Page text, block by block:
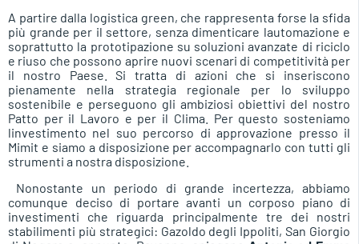
A partire dalla logistica green, che rappresenta forse la sfida
più grande per il settore, senza dimenticare lautomazione e
soprattutto la prototipazione su soluzioni avanzate di riciclo
e riuso che possono aprire nuovi scenari di competitività per
il nostro Paese. Si tratta di azioni che si inseriscono
pienamente nella strategia regionale per lo sviluppo
sostenibile e perseguono gli ambiziosi obiettivi del nostro
Patto per il Lavoro e per il Clima. Per questo sosteniamo
linvestimento nel suo percorso di approvazione presso il
Mimit e siamo a disposizione per accompagnarlo con tutti gli
strumenti a nostra disposizione.
Nonostante un periodo di grande incertezza, abbiamo
comunque deciso di portare avanti un corposo piano di
investimenti che riguarda principalmente tre dei nostri
stabilimenti più strategici: Gazoldo degli Ippoliti, San Giorgio